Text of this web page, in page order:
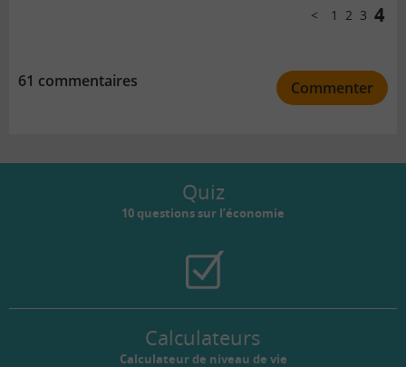
Précédent
1 2 3 4
61 commentaires Commenter
Quiz
10 questions sur l’économie
Calculateurs
Calculateur de niveau de vie